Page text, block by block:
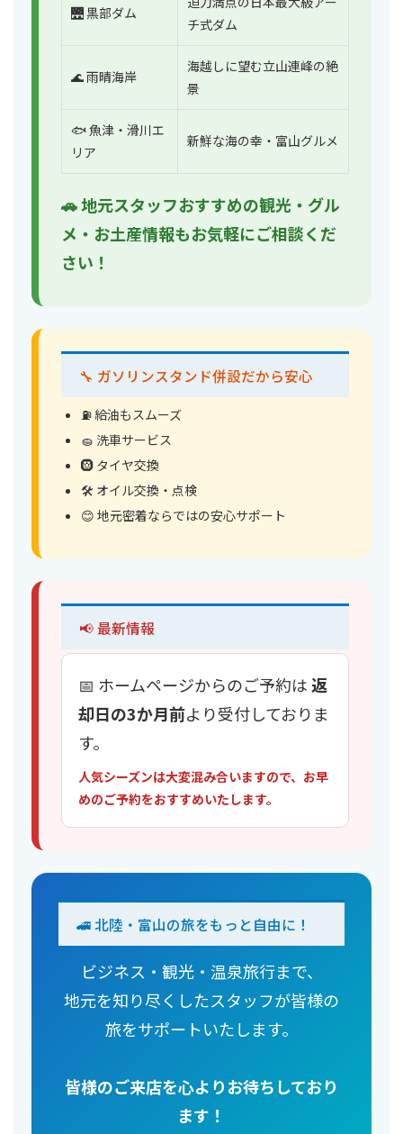
🌉 黒部ダム
チ式ダム
🌊 雨晴海岸
海越しに望む立山連峰の絶
景
🐟 魚津・滑川エ
リア
新鮮な海の幸・富山グルメ
🚗 地元スタッフおすすめの観光・グル
メ・お土産情報もお気軽にご相談くだ
さい！
🔧 ガソリンスタンド併設だから安心
⛽ 給油もスムーズ
🧽 洗車サービス
🛞 タイヤ交換
🛠 オイル交換・点検
😊 地元密着ならではの安心サポート
📢 最新情報
📅 ホームページからのご予約は返
却日の3か月前より受付しておりま
す。
人気シーズンは大変混み合いますので、お早
めのご予約をおすすめいたします。
🚄 北陸・富山の旅をもっと自由に！
ビジネス・観光・温泉旅行まで、
地元を知り尽くしたスタッフが皆様の
旅をサポートいたします。
皆様のご来店を心よりお待ちしており
ます！